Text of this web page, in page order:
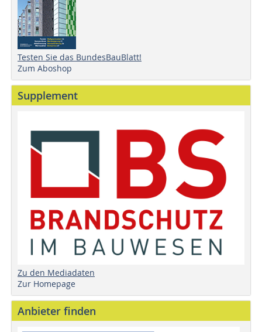
Testen Sie das BundesBauBlatt!
Zum Aboshop
Supplement
Zu den Mediadaten
Zur Homepage
Anbieter finden